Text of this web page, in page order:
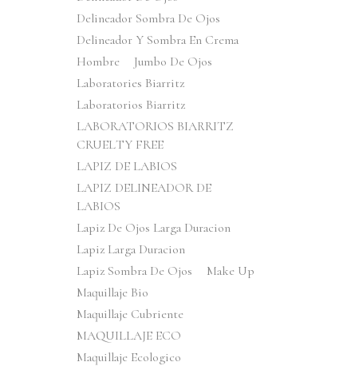
Delineador Sombra De Ojos
Delineador Y Sombra En Crema
Hombre
Jumbo De Ojos
Laboratories Biarritz
Laboratorios Biarritz
LABORATORIOS BIARRITZ
CRUELTY FREE
LAPIZ DE LABIOS
LAPIZ DELINEADOR DE
LABIOS
Lapiz De Ojos Larga Duracion
Lapiz Larga Duracion
Lapiz Sombra De Ojos
Make Up
Maquillaje Bio
Maquillaje Cubriente
MAQUILLAJE ECO
Maquillaje Ecologico